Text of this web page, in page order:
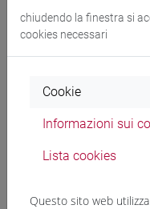
RAFFAETA'
Materiali didattici
Materiali su
chiudendo la finestra si
cookies necessari
Cookie
Informazioni sui
Lista cookies
Questo sito web